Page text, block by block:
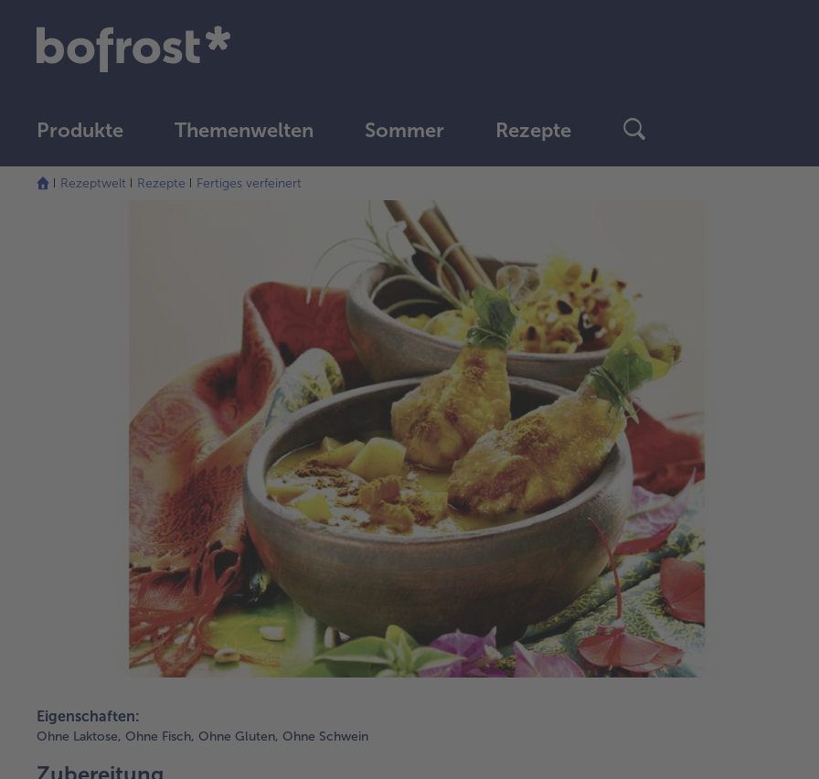
Produkte Themenwelten Sommer Rezepte
Rezeptwelt Rezepte Fertiges verfeinert
Eigenschaften:
Ohne Laktose, Ohne Fisch, Ohne Gluten, Ohne Schwein